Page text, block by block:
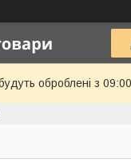
оброблені з